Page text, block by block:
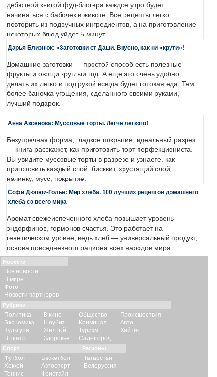
дебютной книгой фуд-блогера каждое утро будет
начинаться с бабочек в животе. Все рецепты легко
повторить из подручных ингредиентов, а на приготовление
некоторых блюд уйдет 5 минут.
Дарья Близнюк: «Заготовки от Даши. Вкусно, как ни «крути»!
Домашние заготовки — простой способ есть полезные
фрукты и овощи круглый год. А еще это очень удобно:
делать их легко и под рукой всегда будет готовая еда. Тем
более баночка угощения, сделанного своими руками, —
лучший подарок.
Анна Аксёнова: Муссовые торты. Легче легкого!
Безупречная форма, гладкое покрытие, идеальный разрез
— книга расскажет, как приготовить торт перфекциониста.
Вы увидите муссовые торты в разрезе и узнаете, как
приготовить каждый слой: бисквит, хрустящий слой,
начинку, мусс, покрытие.
Софи Дюпюи-Голье: Мир хлеба. 100 лучших рецептов домашнего
хлеба со всего мира
Аромат свежеиспеченного хлеба повышает уровень
эндорфинов, гормонов счастья. Это работает на
генетическом уровне, ведь хлеб — универсальный продукт,
основа повседневного рациона всех народов мира.
Новости
Все новости
В мире
Фото
Новости партнеров
Рубрики
Политика
Экономика
Культура
В театр
В кино
Шоубиз
Желтый
Здоровье
Общество
Криминал
Туризм
Сад-огород
Происшествия
Авто
Хайтек
Спорт
Футбол
Хоккей
Теннис
Баскетбол
Автоспорт
Фристайл
Регионы
Татарстан
Белоруссия